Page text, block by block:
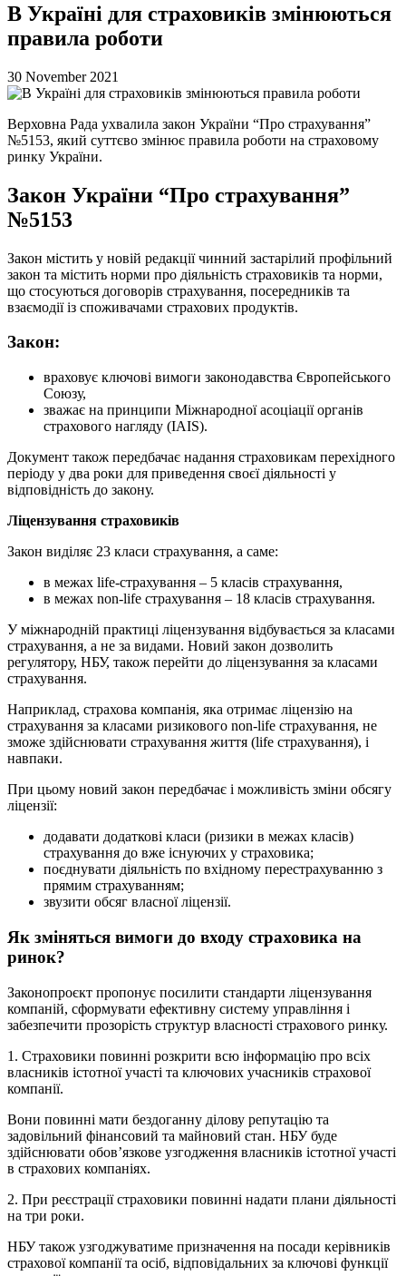
В Україні для страховиків змінюються
правила роботи
30 November 2021
Верховна Рада ухвалила закон України “Про страхування”
№5153, який суттєво змінює правила роботи на страховому
ринку України.
Закон України “Про страхування”
№5153
Закон містить у новій редакції чинний застарілий профільний
закон та містить норми про діяльність страховиків та норми,
що стосуються договорів страхування, посередників та
взаємодії із споживачами страхових продуктів.
Закон:
враховує ключові вимоги законодавства Європейського
Союзу,
зважає на принципи Міжнародної асоціації органів
страхового нагляду (IAIS).
Документ також передбачає надання страховикам перехідного
періоду у два роки для приведення своєї діяльності у
відповідність до закону.
Ліцензування страховиків
Закон виділяє 23 класи страхування, а саме:
в межах life-страхування – 5 класів страхування,
в межах non-life страхування – 18 класів страхування.
У міжнародній практиці ліцензування відбувається за класами
страхування, а не за видами. Новий закон дозволить
регулятору, НБУ, також перейти до ліцензування за класами
страхування.
Наприклад, страхова компанія, яка отримає ліцензію на
страхування за класами ризикового non-life страхування, не
зможе здійснювати страхування життя (life страхування), і
навпаки.
При цьому новий закон передбачає і можливість зміни обсягу
ліцензії:
додавати додаткові класи (ризики в межах класів)
страхування до вже існуючих у страховика;
поєднувати діяльність по вхідному перестрахуванню з
прямим страхуванням;
звузити обсяг власної ліцензії.
Як зміняться вимоги до входу страховика на
ринок?
Законопроєкт пропонує посилити стандарти ліцензування
компаній, сформувати ефективну систему управління і
забезпечити прозорість структур власності страхового ринку.
1. Страховики повинні розкрити всю інформацію про всіх
власників істотної участі та ключових учасників страхової
компанії.
Вони повинні мати бездоганну ділову репутацію та
задовільний фінансовий та майновий стан. НБУ буде
здійснювати обов’язкове узгодження власників істотної участі
в страхових компаніях.
2. При реєстрації страховики повинні надати плани діяльності
на три роки.
НБУ також узгоджуватиме призначення на посади керівників
страхової компанії та осіб, відповідальних за ключові функції